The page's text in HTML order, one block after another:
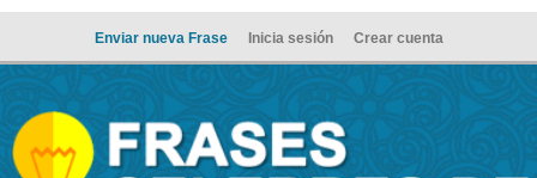
Enviar nueva Frase Inicia sesión Crear cuenta